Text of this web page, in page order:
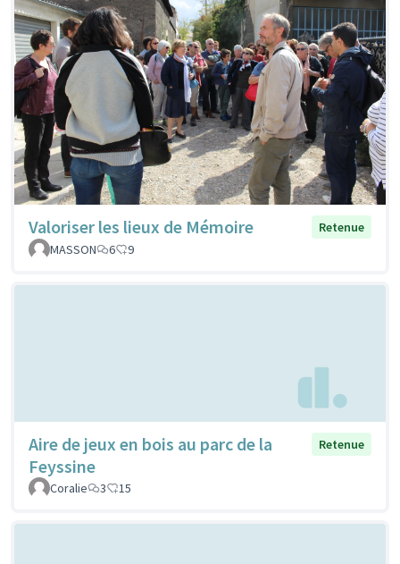
Valoriser les lieux de Mémoire
Retenue
MASSON
6 9
Aire de jeux en bois au parc de la
Feyssine
Retenue
Coralie 3 15